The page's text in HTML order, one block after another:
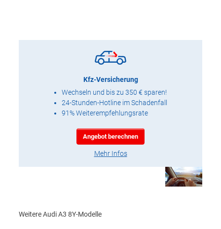
Kfz-Versicherung
Wechseln und bis zu 350 € sparen!
24-Stunden-Hotline im Schadenfall
91% Weiterempfehlungsrate
Angebot berechnen
Mehr Infos
Weitere Audi A3 8Y-Modelle